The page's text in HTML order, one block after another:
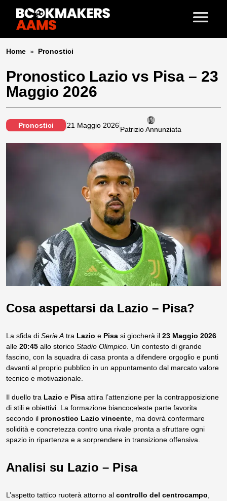
Home » Pronostici
Pronostico Lazio vs Pisa – 23
Maggio 2026
Pronostici 21 Maggio 2026Patrizio Annunziata
Cosa aspettarsi da Lazio – Pisa?
La sfida di Serie A tra Lazio e Pisa si giocherà il 23 Maggio 2026
alle 20:45 allo storico Stadio Olimpico. Un contesto di grande
fascino, con la squadra di casa pronta a difendere orgoglio e punti
davanti al proprio pubblico in un appuntamento dal marcato valore
tecnico e motivazionale.
Il duello tra Lazio e Pisa attira l’attenzione per la contrapposizione
di stili e obiettivi. La formazione biancoceleste parte favorita
secondo il pronostico Lazio vincente, ma dovrà confermare
solidità e concretezza contro una rivale pronta a sfruttare ogni
spazio in ripartenza e a sorprendere in transizione offensiva.
Analisi su Lazio – Pisa
L’aspetto tattico ruoterà attorno al controllo del centrocampo,